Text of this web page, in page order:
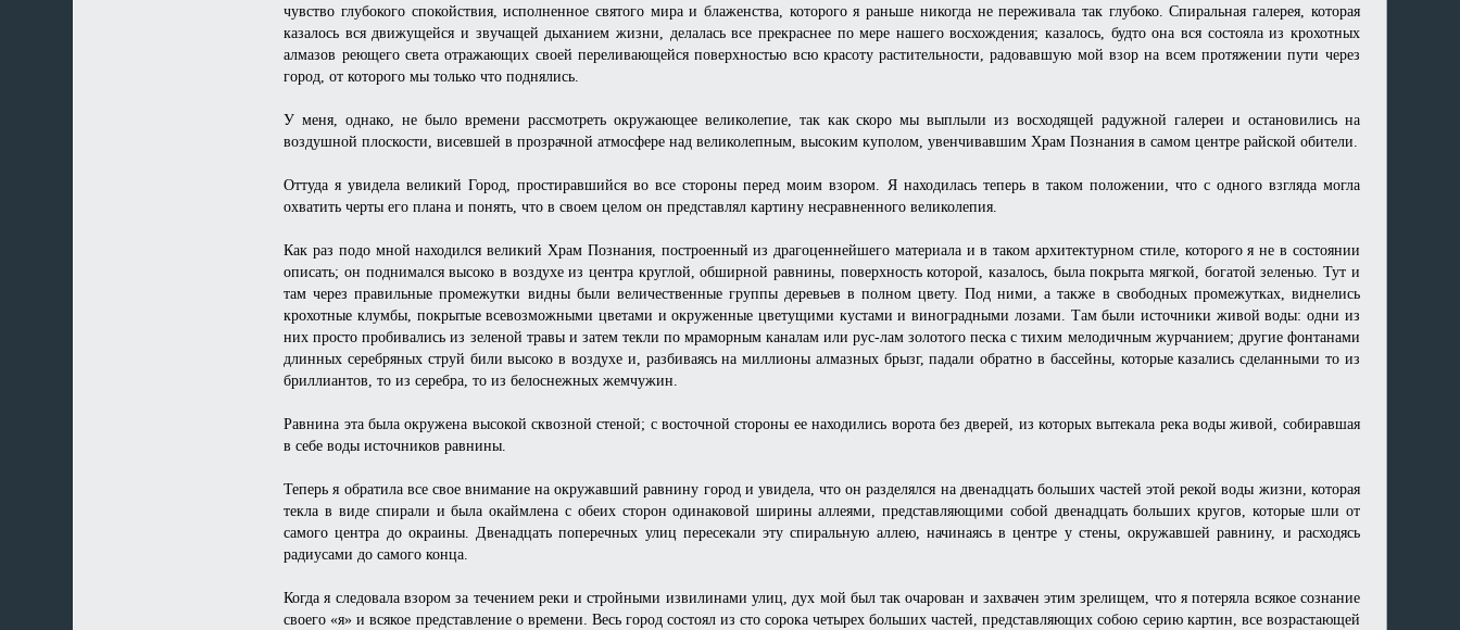
чувство глубокого спокойствия, исполненное святого мира и блаженства, которого я раньше никогда не переживала так глубоко. Спиральная галерея, которая
казалось вся движущейся и звучащей дыханием жизни, делалась все прекраснее по мере нашего восхождения; казалось, будто она вся состояла из крохотных
алмазов реющего света отражающих своей переливающейся поверхностью всю красоту растительности, радовавшую мой взор на всем протяжении пути через
город, от которого мы только что поднялись.
У меня, однако, не было времени рассмотреть окружающее великолепие, так как скоро мы выплыли из восходящей радужной галереи и остановились на
воздушной плоскости, висевшей в прозрачной атмосфере над великолепным, высоким куполом, увенчивавшим Храм Познания в самом центре райской обители.
Оттуда я увидела великий Город, простиравшийся во все стороны перед моим взором. Я находилась теперь в таком положении, что с одного взгляда могла
охватить черты его плана и понять, что в своем целом он представлял картину несравненного великолепия.
Как раз подо мной находился великий Храм Познания, построенный из драгоценнейшего материала и в таком архитектурном стиле, которого я не в состоянии
описать; он поднимался высоко в воздухе из центра круглой, обширной равнины, поверхность которой, казалось, была покрыта мягкой, богатой зеленью. Тут и
там через правильные промежутки видны были величественные группы деревьев в полном цвету. Под ними, а также в свободных промежутках, виднелись
крохотные клумбы, покрытые всевозможными цветами и окруженные цветущими кустами и виноградными лозами. Там были источники живой воды: одни из
них просто пробивались из зеленой травы и затем текли по мраморным каналам или рус-лам золотого песка с тихим мелодичным журчанием; другие фонтанами
длинных серебряных струй били высоко в воздухе и, разбиваясь на миллионы алмазных брызг, падали обратно в бассейны, которые казались сделанными то из
бриллиантов, то из серебра, то из белоснежных жемчужин.
Равнина эта была окружена высокой сквозной стеной; с восточной стороны ее находились ворота без дверей, из которых вытекала река воды живой, собиравшая
в себе воды источников равнины.
Теперь я обратила все свое внимание на окружавший равнину город и увидела, что он разделялся на двенадцать больших частей этой рекой воды жизни, которая
текла в виде спирали и была окаймлена с обеих сторон одинаковой ширины аллеями, представляющими собой двенадцать больших кругов, которые шли от
самого центра до окраины. Двенадцать поперечных улиц пересекали эту спиральную аллею, начинаясь в центре у стены, окружавшей равнину, и расходясь
радиусами до самого конца.
Когда я следовала взором за течением реки и стройными извилинами улиц, дух мой был так очарован и захвачен этим зрелищем, что я потеряла всякое сознание
своего «я» и всякое представление о времени. Весь город состоял из сто сорока четырех больших частей, представляющих собою серию картин, все возрастающей